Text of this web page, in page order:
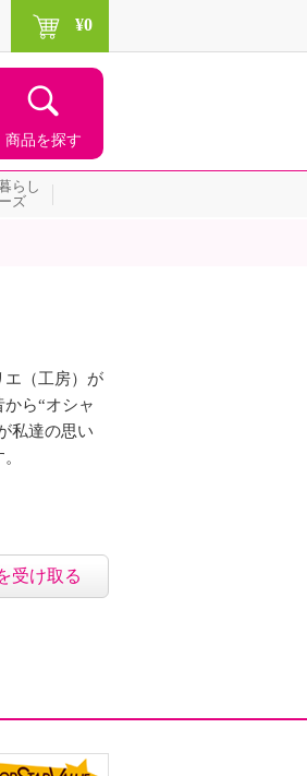
商品を探す
¥0
らし
ズ
エ（工房）が
ら“オシャ
私達の思い
受け取る